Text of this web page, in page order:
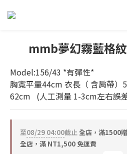
mmb夢幻霧藍格
Model:156/43 *有彈性*
胸寬平量44cm 衣長（ 含肩帶）
62cm   (人工測量 1-3cm左右誤
至08/29 04:00截止全店，滿1500
全店，滿 NT1,500 免運費